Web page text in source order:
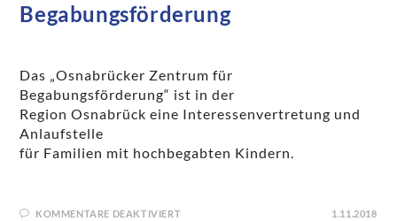
Begabungsförderung
Das „Osnabrücker Zentrum für
Begabungsförderung“ ist in der
Region Osnabrück eine Interessenvertretung und
Anlaufstelle
für Familien mit hochbegabten Kindern.
KOMMENTARE DEAKTIVIERT 1.11.2018